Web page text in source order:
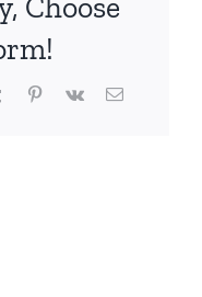
Choose
TumblrPinterest
Vk
E-